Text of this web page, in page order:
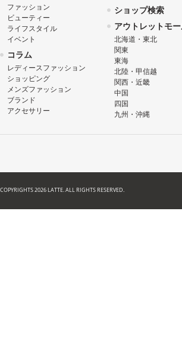
ファッション
ビューティー
ライフスタイル
イベント
コラム
レディースファッション
ショッピング
メンズファッション
ブランド
アクセサリー
ショップ検索
アウトレットモ
北海道・東北
関東
東海
北陸・甲信越
関西・近畿
中国
四国
九州・沖縄
COPYRIGHTS 2026 LATTE. ALL RIGHTS RESERVED.